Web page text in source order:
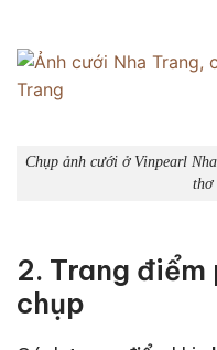
Chụp ảnh cưới ở Vinpearl
thơ
2. Trang điểm
chụp